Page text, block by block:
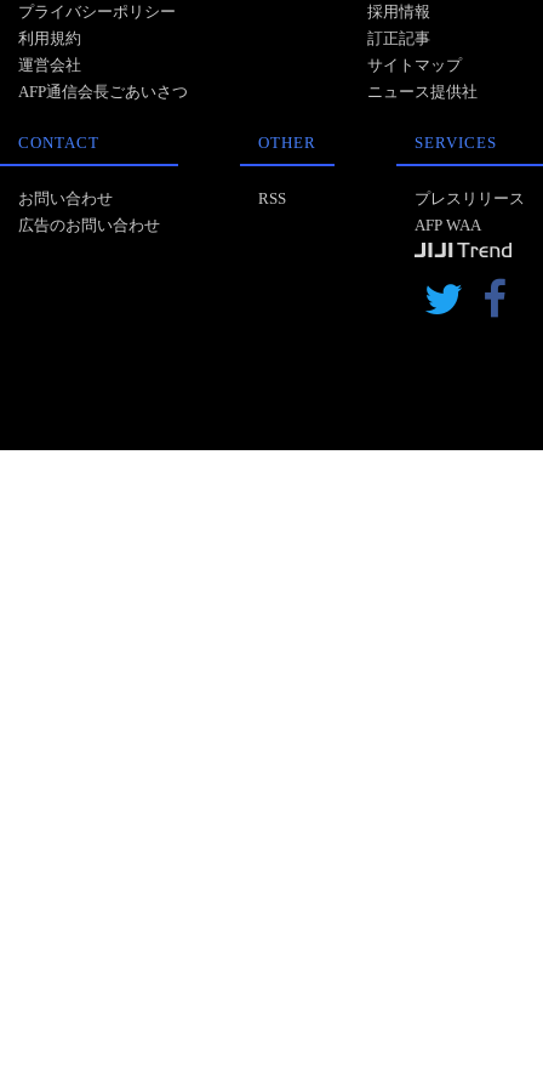
プライバシーポリシー
利用規約
運営会社
AFP通信会長ごあいさつ
採用情報
訂正記事
サイトマップ
ニュース提供社
CONTACT
お問い合わせ
広告のお問い合わせ
OTHER
RSS
SERVICES
プレスリリース
AFP WAA